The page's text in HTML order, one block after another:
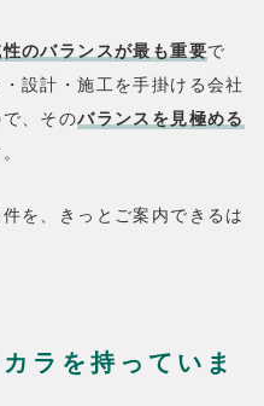
のバランスが最も重要で
設計・施工を手掛ける会社
、そのバランスを見極める
を、きっとご案内できるは
ラを持っていま